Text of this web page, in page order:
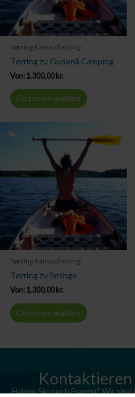
Tørring Kanoudlejning
Tørring zu Gudenå Camping
Von: 1.300,00 kr.
Optionen wählen
Tørring Kanoudlejning
Tørring zu Sminge
Von: 1.300,00 kr.
Optionen wählen
Kontaktieren
Haben Sie noch Fragen? Wir